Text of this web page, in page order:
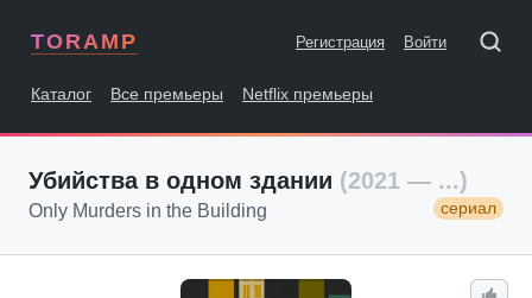
TORAMP Регистрация Войти
Каталог Все премьеры Netflix премьеры
Убийства в одном здании (2021 — ...)
сериал
Only Murders in the Building